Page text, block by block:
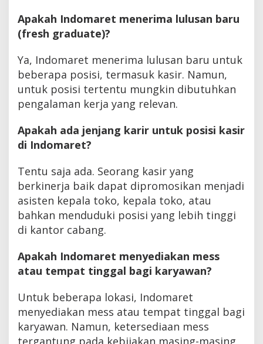
Apakah Indomaret menerima lulusan baru
(fresh graduate)?
Ya, Indomaret menerima lulusan baru untuk
beberapa posisi, termasuk kasir. Namun,
untuk posisi tertentu mungkin dibutuhkan
pengalaman kerja yang relevan.
Apakah ada jenjang karir untuk posisi kasir
di Indomaret?
Tentu saja ada. Seorang kasir yang
berkinerja baik dapat dipromosikan menjadi
asisten kepala toko, kepala toko, atau
bahkan menduduki posisi yang lebih tinggi
di kantor cabang.
Apakah Indomaret menyediakan mess
atau tempat tinggal bagi karyawan?
Untuk beberapa lokasi, Indomaret
menyediakan mess atau tempat tinggal bagi
karyawan. Namun, ketersediaan mess
tergantung pada kebijakan masing-masing